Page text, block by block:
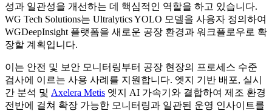
성과 일관성을 개선하는 데 핵심적인 역할을 하고 있습니다.
WG Tech Solutions는 Ultralytics YOLO 모델을 사용자 정의하여
WGDeepInsight 플랫폼을 새로운 공장 환경과 워크플로우로 확
장할 계획입니다.
이는 안전 및 보안 모니터링부터 공장 현장의 프로세스 수준
검사에 이르는 사용 사례를 지원합니다. 엣지 기반 배포, 실시
간 분석 및 Axelera Metis 엣지 AI 가속기와 결합하여 제조 환경
전반에 걸쳐 확장 가능한 모니터링과 일관된 운영 인사이트를